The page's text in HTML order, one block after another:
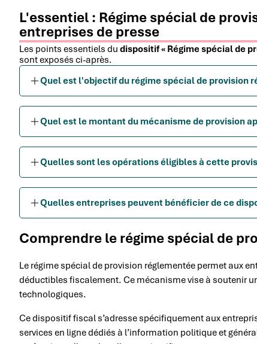
L'essentiel : Régime spécial de
entreprises de presse
Les points essentiels du dispositif « Régime spécial de
sont exposés ci-après.
Quel est l'objectif du régime spécial de provision
Quel est le montant du mécanisme de provision
Quelles sont les opérations éligibles à cette
Quelles entreprises peuvent bénéficier de ce
Comprendre le régime spécial de
Le régime spécial de provision réglementée permet aux
déductibles fiscalement. Ce mécanisme vise à soutenir
technologiques.
Ce dispositif fiscal s’adresse spécifiquement aux
services en ligne dédiés à l’information politique et